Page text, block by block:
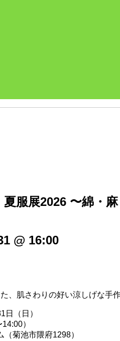
服展2026 〜綿・
@ 16:00
、肌さわりの好い涼しげな手
日（日）
）
菊池市隈府1298）